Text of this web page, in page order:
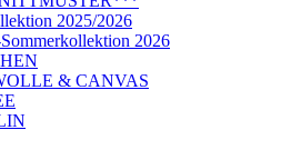
2025/2026
2026
& CANVAS